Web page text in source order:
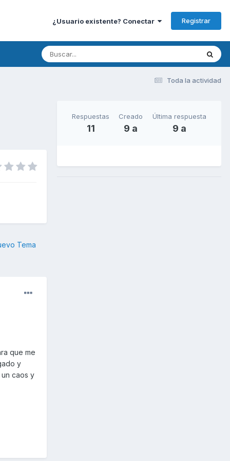
¿Usuario existente? Conectar Registrar
Toda la actividad
Tema
que me
y
caos y
Respuestas
11
Creado
9 a
Última respuesta
9 a